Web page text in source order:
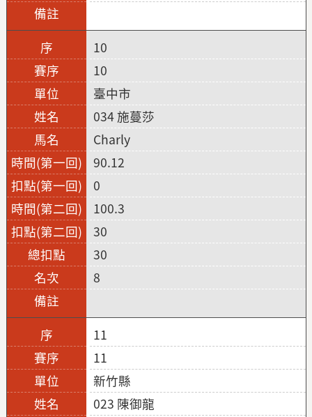
10
10
臺中市
034 施蔓莎
Charly
90.12
0
100.3
30
30
8
11
11
新竹縣
023 陳御龍